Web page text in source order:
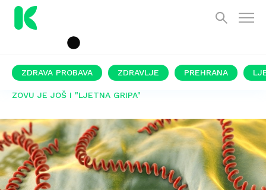
ZDRAVA PROBAVA ZDRAVLJE PREHRANA
ZOVU JE JOŠ I "LJETNA GRIPA"